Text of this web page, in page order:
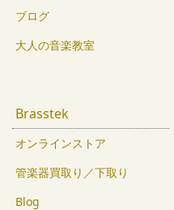
ブログ
大人の音楽教室
Brasstek
オンラインストア
管楽器買取り／下取り
Blog